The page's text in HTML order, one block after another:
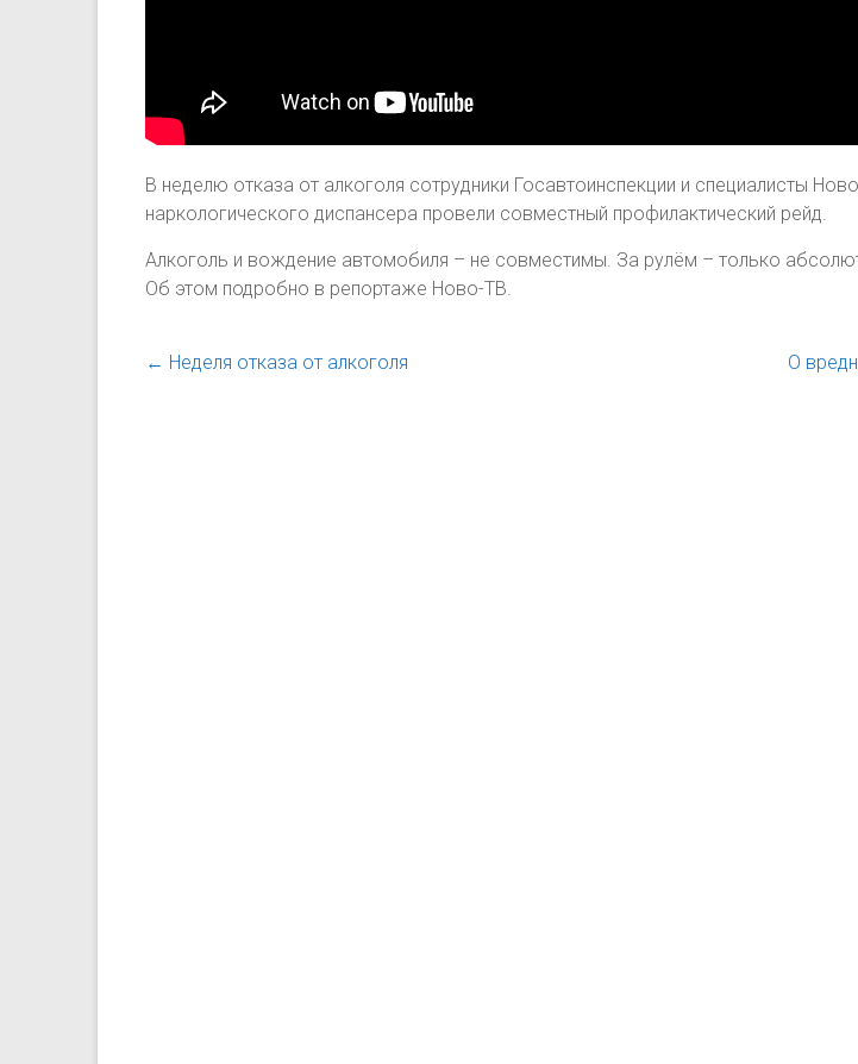
В неделю отказа от алкоголя сотрудники Госавтоинспекции и специалисты
наркологического диспансера провели совместный профилактический рейд.
Алкоголь и вождение автомобиля – не совместимы. За рулём – только
Об этом подробно в репортаже Ново-ТВ.
← Неделя отказа от алкоголя О